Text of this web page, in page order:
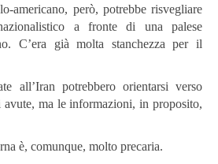
americano, però, potrebbe risvegliare
a fronte di una palese
C’era già molta stanchezza per il
all’Iran potrebbero orientarsi verso
ma le informazioni, in proposito,
è, comunque, molto precaria.